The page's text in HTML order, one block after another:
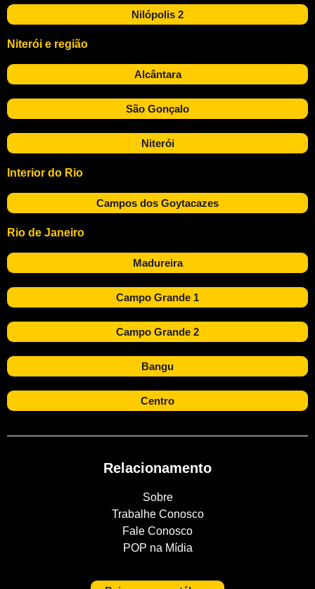
Nilópolis 2
Niterói e região
Alcântara
São Gonçalo
Niterói
Interior do Rio
Campos dos Goytacazes
Rio de Janeiro
Madureira
Campo Grande 1
Campo Grande 2
Bangu
Centro
Relacionamento
Sobre
Trabalhe Conosco
Fale Conosco
POP na Mídia